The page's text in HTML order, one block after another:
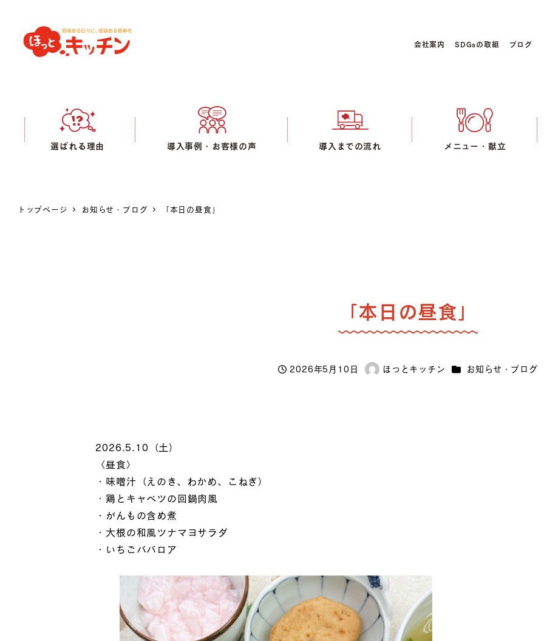
会社案内 SDGsの取組 ブログ
選ばれる理由 導入事例・お客様の声 導入までの流れ メニュー・献立
トップページ お知らせ・ブログ 「本日の昼食」
「本日の昼食」
投稿日
2026年5月10日
著
ほっとキッチン カテゴリー
お知らせ・ブログ
2026.5.10（土）
〈昼食〉
・味噌汁（えのき、わかめ、こねぎ）
・鶏とキャベツの回鍋肉風
・がんもの含め煮
・大根の和風ツナマヨサラダ
・いちごババロア